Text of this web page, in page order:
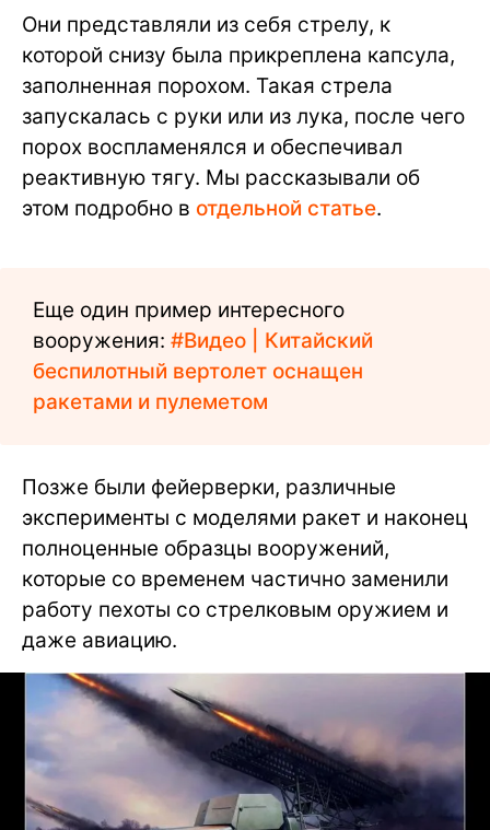
Они представляли из себя стрелу, к
которой снизу была прикреплена капсула,
заполненная порохом. Такая стрела
запускалась с руки или из лука, после чего
порох воспламенялся и обеспечивал
реактивную тягу. Мы рассказывали об
этом подробно в отдельной статье.
Еще один пример интересного
вооружения: #Видео | Китайский
беспилотный вертолет оснащен
ракетами и пулеметом
Позже были фейерверки, различные
эксперименты с моделями ракет и наконец
полноценные образцы вооружений,
которые со временем частично заменили
работу пехоты со стрелковым оружием и
даже авиацию.